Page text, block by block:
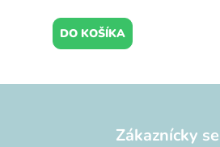
DO KOŠÍKA
Zákaznícky